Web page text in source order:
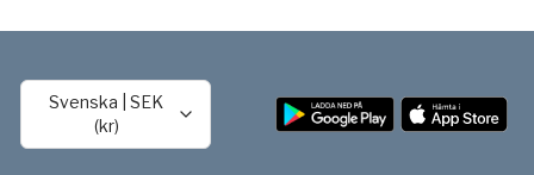
Svenska |SEK
(kr)